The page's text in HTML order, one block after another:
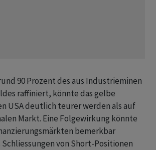
90 Prozent des aus Industrieminen
raffiniert, könnte das gelbe
USA deutlich teurer werden als auf
Markt. Eine Folgewirkung könnte
bemerkbar
Schliessungen von Short-Positionen